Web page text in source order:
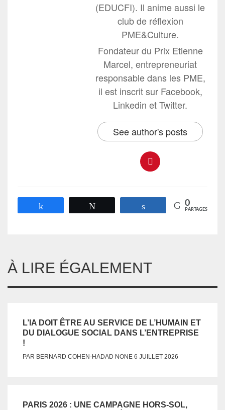
(EDUCFI). Il anime aussi le
club de réflexion
PME&Culture.
Fondateur du Prix Etienne
Marcel, entrepreneuriat
responsable dans les PME,
il est inscrit sur Facebook,
Linkedin et Twitter.
See author's posts
Partagez 0
PARTAGES
À LIRE ÉGALEMENT
L’IA DOIT ÊTRE AU SERVICE DE L’HUMAIN ET
DU DIALOGUE SOCIAL DANS L’ENTREPRISE
!
PAR BERNARD COHEN-HADAD NONE 6 JUILLET 2026
PARIS 2026 : UNE CAMPAGNE HORS-SOL,